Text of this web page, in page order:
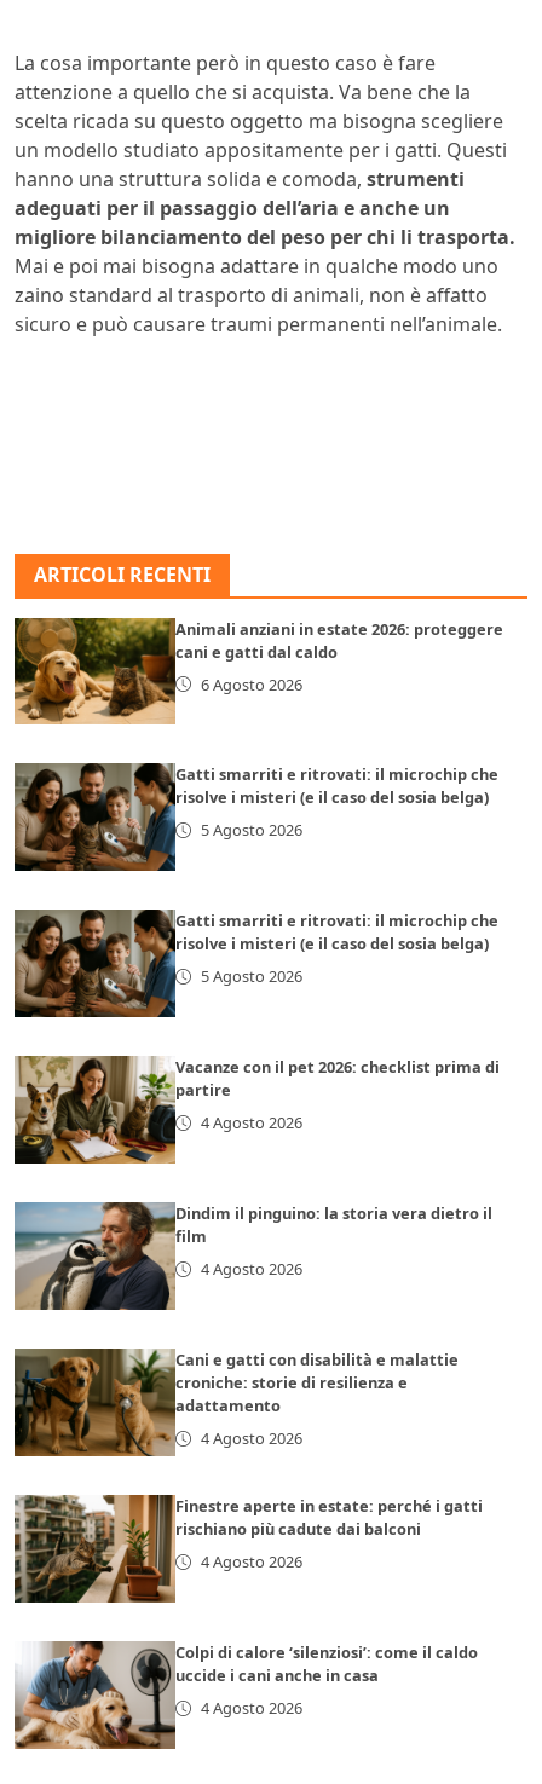
La cosa importante però in questo caso è fare
attenzione a quello che si acquista. Va bene che la
scelta ricada su questo oggetto ma bisogna scegliere
un modello studiato appositamente per i gatti. Questi
hanno una struttura solida e comoda, strumenti
adeguati per il passaggio dell’aria e anche un
migliore bilanciamento del peso per chi li trasporta.
Mai e poi mai bisogna adattare in qualche modo uno
zaino standard al trasporto di animali, non è affatto
sicuro e può causare traumi permanenti nell’animale.
ARTICOLI RECENTI
Animali anziani in estate 2026: proteggere
cani e gatti dal caldo
6 Agosto 2026
Gatti smarriti e ritrovati: il microchip che
risolve i misteri (e il caso del sosia belga)
5 Agosto 2026
Gatti smarriti e ritrovati: il microchip che
risolve i misteri (e il caso del sosia belga)
5 Agosto 2026
Vacanze con il pet 2026: checklist prima di
partire
4 Agosto 2026
Dindim il pinguino: la storia vera dietro il
film
4 Agosto 2026
Cani e gatti con disabilità e malattie
croniche: storie di resilienza e
adattamento
4 Agosto 2026
Finestre aperte in estate: perché i gatti
rischiano più cadute dai balconi
4 Agosto 2026
Colpi di calore ‘silenziosi’: come il caldo
uccide i cani anche in casa
4 Agosto 2026